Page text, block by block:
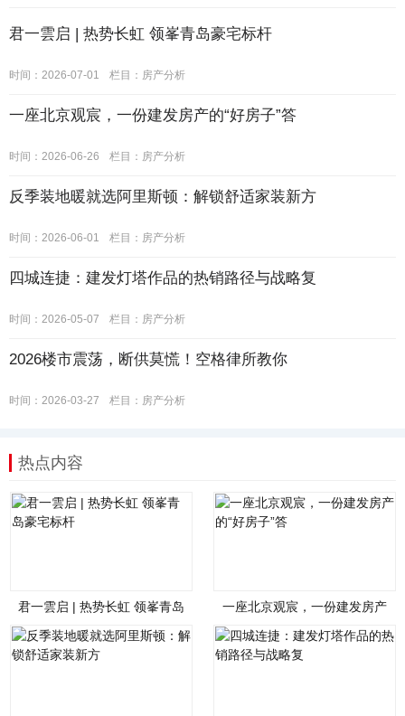
君一雲启 | 热势长虹 领峯青岛豪宅标杆
时间：2026-07-01 栏目： 房产分析
一座北京观宸，一份建发房产的“好房子”答
时间：2026-06-26 栏目： 房产分析
反季装地暖就选阿里斯顿：解锁舒适家装新方
时间：2026-06-01 栏目： 房产分析
四城连捷：建发灯塔作品的热销路径与战略复
时间：2026-05-07 栏目： 房产分析
2026楼市震荡，断供莫慌！空格律所教你
时间：2026-03-27 栏目： 房产分析
热点内容
君一雲启 | 热势长虹 领峯青岛
一座北京观宸，一份建发房产